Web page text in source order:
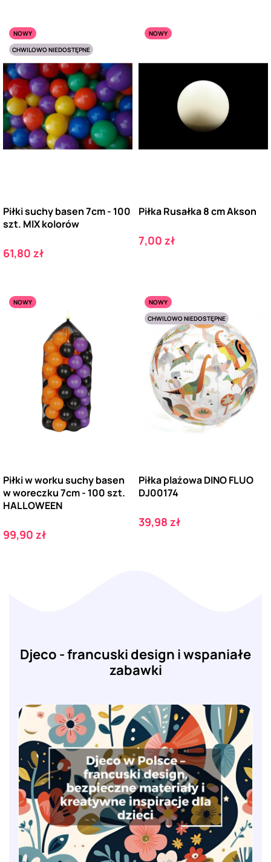
NOWY
CHWILOWO NIEDOSTĘPNE
Piłki suchy basen 7cm - 100
szt. MIX kolorów
Cena
61,80 zł
NOWY
Piłka Rusałka 8 cm Akson
Cena
7,00 zł
NOWY
Piłki w worku suchy basen
w woreczku 7cm - 100 szt.
HALLOWEEN
Cena
99,90 zł
NOWY
CHWILOWO NIEDOSTĘPNE
Piłka plażowa DINO FLUO
DJ00174
Cena
39,98 zł
Djeco - francuski design i wspaniałe
zabawki